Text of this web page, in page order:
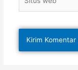
web